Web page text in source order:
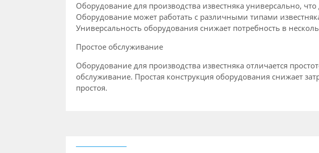
Оборудование для производства известняка универсально,
Оборудование может работать с различными типами
Универсальность оборудования снижает потребность в
Простое обслуживание
Оборудование для производства известняка отличается
обслуживание. Простая конструкция оборудования снижает
простоя.